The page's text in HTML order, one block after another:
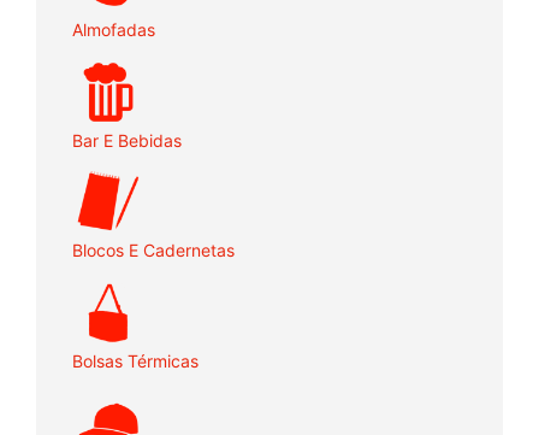
Almofadas
Bar E Bebidas
Blocos E Cadernetas
Bolsas Térmicas